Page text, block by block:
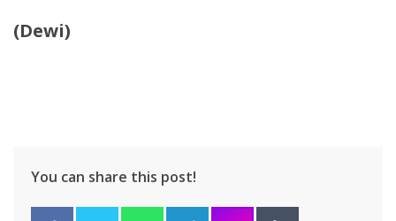
(Dewi)
You can share this post!